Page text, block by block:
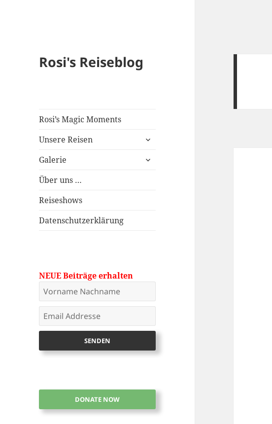
Rosi's Reiseblog
Rosi’s Magic Moments
Unsere Reisen
expand
menu
Galerie
expand
Über uns …
Reiseshows
Datenschutzerklärung
NEUE Beiträge erhalten
DONATE NOW